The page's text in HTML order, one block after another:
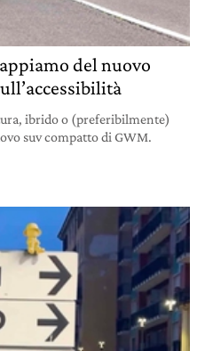
del nuovo
ibrido o (preferibilmente)
suv compatto di GWM.